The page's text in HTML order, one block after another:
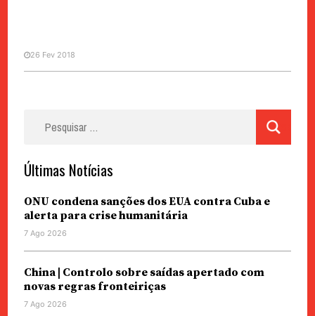
IACM organiza passeios
26 Fev 2018
Últimas Notícias
ONU condena sanções dos EUA contra Cuba e
alerta para crise humanitária
7 Ago 2026
China | Controlo sobre saídas apertado com
novas regras fronteiriças
7 Ago 2026